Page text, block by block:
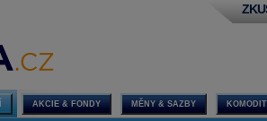
AKCIE & FONDY MĚNY & SAZBY